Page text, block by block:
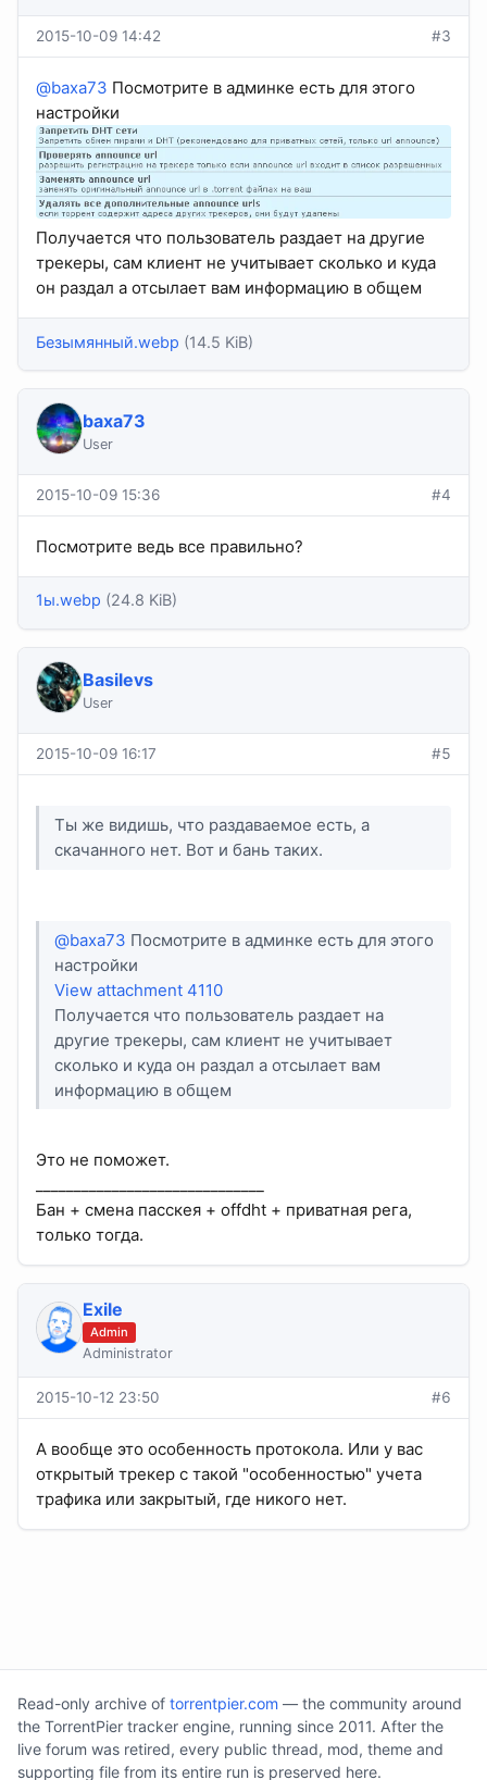
2015-10-09 14:42 #3
@baxa73 Посмотрите в админке есть для этого
настройки
Получается что пользователь раздает на другие
трекеры, сам клиент не учитывает сколько и куда
он раздал а отсылает вам информацию в общем
Безымянный.webp (14.5 KiB)
baxa73
User
2015-10-09 15:36 #4
Посмотрите ведь все правильно?
1ы.webp (24.8 KiB)
Basilevs
User
2015-10-09 16:17 #5
Ты же видишь, что раздаваемое есть, а
скачанного нет. Вот и бань таких.
@baxa73 Посмотрите в админке есть для этого
настройки
View attachment 4110
Получается что пользователь раздает на
другие трекеры, сам клиент не учитывает
сколько и куда он раздал а отсылает вам
информацию в общем
Это не поможет.
Бан + смена пасскея + offdht + приватная рега,
только тогда.
Exile
Admin
Administrator
2015-10-12 23:50 #6
А вообще это особенность протокола. Или у вас
открытый трекер с такой "особенностью" учета
трафика или закрытый, где никого нет.
Read-only archive of torrentpier.com — the community around
the TorrentPier tracker engine, running since 2011. After the
live forum was retired, every public thread, mod, theme and
supporting file from its entire run is preserved here.